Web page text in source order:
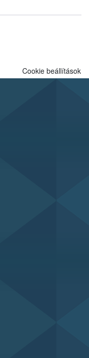
elleni további
termesztésben is
Cookie beállítások